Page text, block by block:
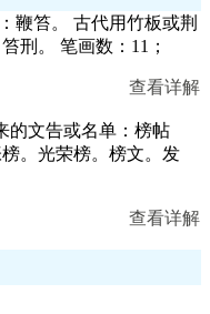
鞭笞。 古代用竹板或荆
刑。 笔画数：11；
查看详解
的文告或名单：榜帖
。光荣榜。榜文。发
查看详解